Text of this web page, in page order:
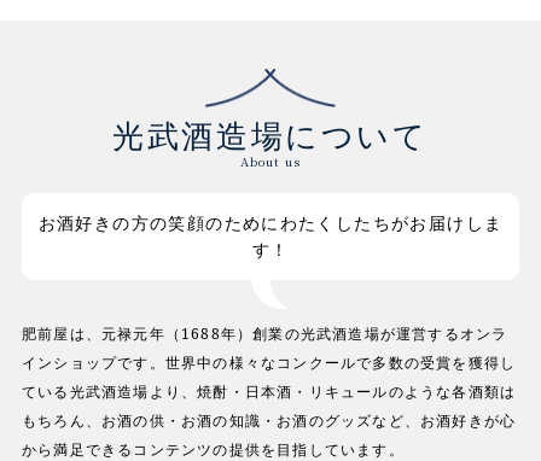
光武酒造場について
About us
お酒好きの方の笑顔のためにわたくしたちがお届けしま
す！
肥前屋は、元禄元年（1688年）創業の光武酒造場が運営するオンラ
インショップです。世界中の様々なコンクールで多数の受賞を獲得し
ている光武酒造場より、焼酎・日本酒・リキュールのような各酒類は
もちろん、お酒の供・お酒の知識・お酒のグッズなど、お酒好きが心
から満足できるコンテンツの提供を目指しています。